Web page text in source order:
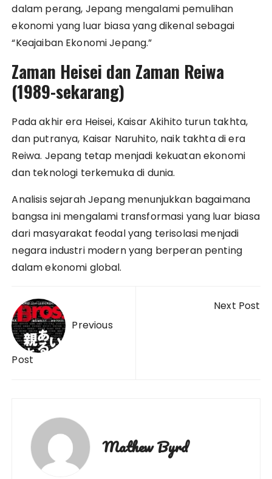
dalam perang, Jepang mengalami pemulihan
ekonomi yang luar biasa yang dikenal sebagai
“Keajaiban Ekonomi Jepang.”
Zaman Heisei dan Zaman Reiwa
(1989-sekarang)
Pada akhir era Heisei, Kaisar Akihito turun takhta,
dan putranya, Kaisar Naruhito, naik takhta di era
Reiwa. Jepang tetap menjadi kekuatan ekonomi
dan teknologi terkemuka di dunia.
Analisis sejarah Jepang menunjukkan bagaimana
bangsa ini mengalami transformasi yang luar biasa
dari masyarakat feodal yang terisolasi menjadi
negara industri modern yang berperan penting
dalam ekonomi global.
Post
navigation
Previous
Post
Next Post
Mathew Byrd